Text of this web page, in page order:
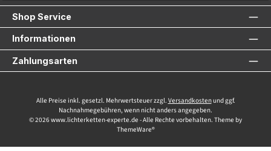
Shop Service
Informationen
Zahlungsarten
Alle Preise inkl. gesetzl. Mehrwertsteuer zzgl. Versandkostenund ggf.
Nachnahmegebühren, wenn nicht anders angegeben.
© 2026 www.lichterketten-experte.de - Alle Rechte vorbehalten. Theme by
ThemeWare®